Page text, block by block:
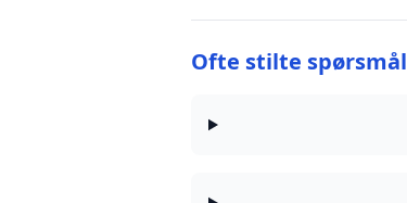
Ofte stilte spørsmål